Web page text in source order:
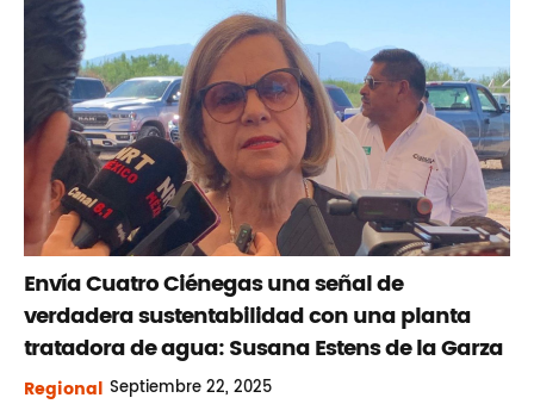
Envía Cuatro Ciénegas una señal de
verdadera sustentabilidad con una planta
tratadora de agua: Susana Estens de la Garza
Regional Septiembre22, 2025